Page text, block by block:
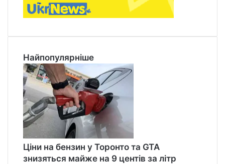
Найпопулярніше
Ціни на бензин у Торонто та GTA
знизяться майже на 9 центів за літр